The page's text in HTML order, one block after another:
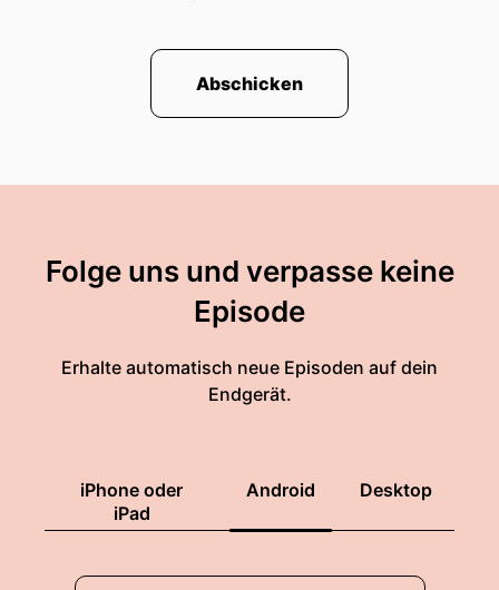
Abschicken
Folge uns und verpasse keine
Episode
Erhalte automatisch neue Episoden auf dein
Endgerät.
iPhone oder
iPad
Android Desktop